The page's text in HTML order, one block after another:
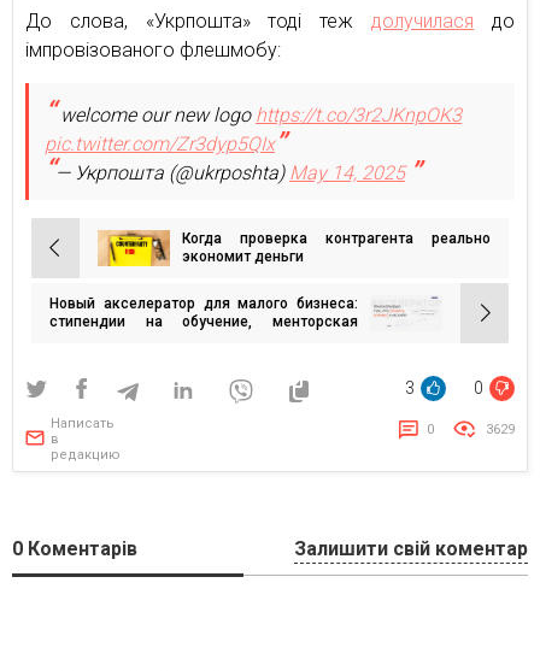
До слова, «Укрпошта» тоді теждолучилася до
імпровізованого флешмобу:
welcome our new logo https://t.co/3r2JKnpOK3
pic.twitter.com/Zr3dyp5QIx
— Укрпошта (@ukrposhta) May 14, 2025
Навигация
по
записям
Когда проверка контрагента реально
экономит деньги
Новый акселератор для малого бизнеса:
стипендии на обучение, менторская
3 0
Написать
в
редакцию
0 3629
0 Коментарів Залишити свій коментар